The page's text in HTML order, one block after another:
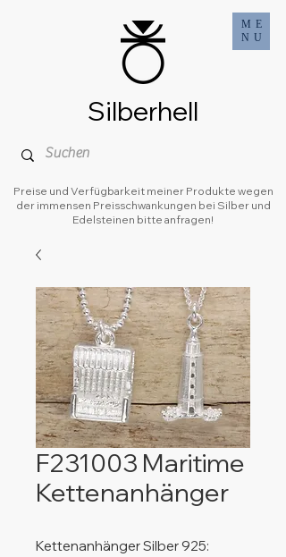
ME
NU
Preise und Verfügbarkeit meiner Produkte wegen
der immensen Preisschwankungen bei Silber und
Edelsteinen bitte anfragen!
Silberhell
F231003 Maritime
Kettenanhänger
Kettenanhänger Silber 925: